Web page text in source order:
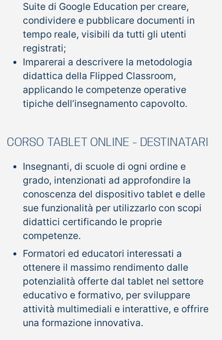
Suite di Google Education per creare,
condividere e pubblicare documenti in
tempo reale, visibili da tutti gli utenti
registrati;
Imparerai a descrivere la metodologia
didattica della Flipped Classroom,
applicando le competenze operative
tipiche dell’insegnamento capovolto.
CORSO TABLET ONLINE - DESTINATARI
Insegnanti, di scuole di ogni ordine e
grado, intenzionati ad approfondire la
conoscenza del dispositivo tablet e delle
sue funzionalità per utilizzarlo con scopi
didattici certificando le proprie
competenze.
Formatori ed educatori interessati a
ottenere il massimo rendimento dalle
potenzialità offerte dal tablet nel settore
educativo e formativo, per sviluppare
attività multimediali e interattive, e offrire
una formazione innovativa.